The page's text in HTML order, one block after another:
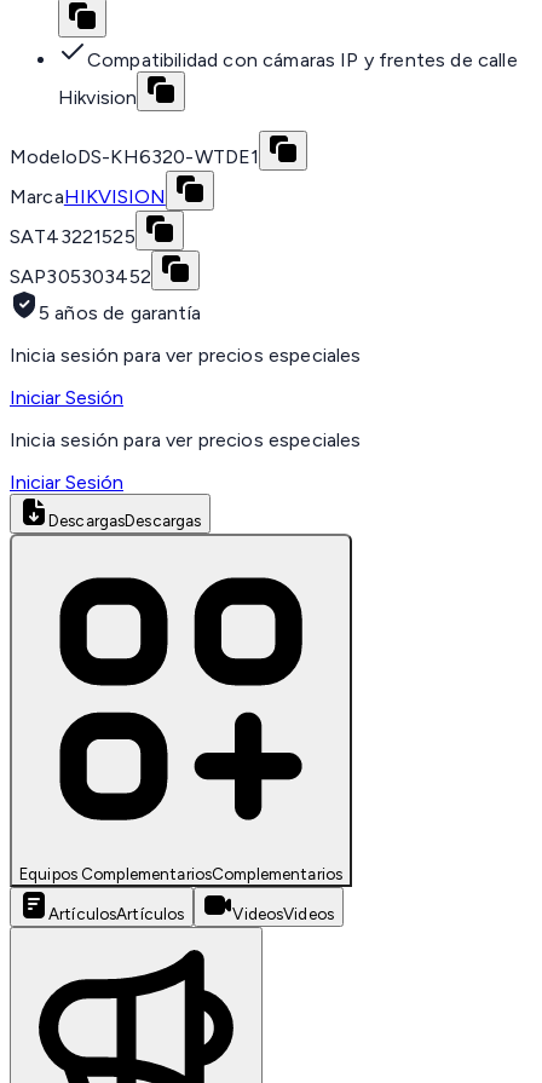
Compatibilidad con cámaras IP y frentes de calle
Hikvision
ModeloDS-KH6320-WTDE1
MarcaHIKVISION
SAT43221525
SAP305303452
5 años de garantía
Inicia sesión para ver precios especiales
Iniciar Sesión
Inicia sesión para ver precios especiales
Iniciar Sesión
DescargasDescargas
Equipos ComplementariosComplementarios
ArtículosArtículos VideosVideos